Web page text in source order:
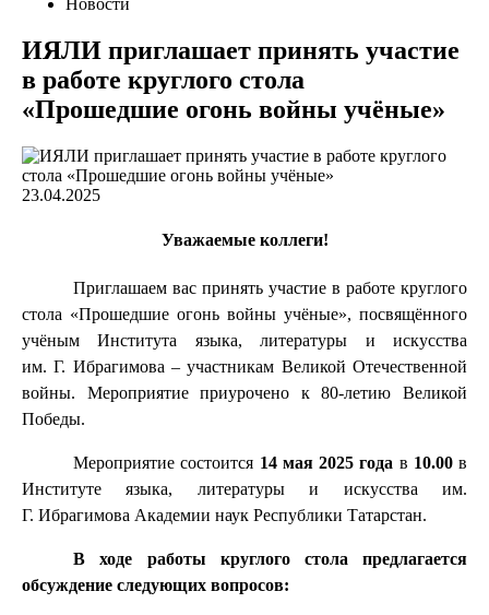
ИЯЛИ приглашает принять участие
в работе круглого стола
«Прошедшие огонь войны учёные»
23.04.2025
Уважаемые коллеги!
Приглашаем вас принять участие в работе круглого
стола «Прошедшие огонь войны учёные», посвящённого
учёным Института языка, литературы и искусства
им. Г. Ибрагимова – участникам Великой Отечественной
войны. Мероприятие приурочено к 80-летию Великой
Победы.
Мероприятие состоится 14 мая 2025 года в 10.00в
Институте языка, литературы и искусства им.
Г. Ибрагимова Академии наук Республики Татарстан.
В ходе работы круглого стола предлагается
обсуждение следующих вопросов: